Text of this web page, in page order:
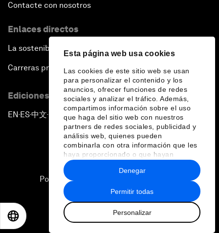
Esta página web usa cookies
Las cookies de este sitio web se usan
para personalizar el contenido y los
anuncios, ofrecer funciones de redes
sociales y analizar el tráfico. Además,
compartimos información sobre el uso
que haga del sitio web con nuestros
partners de redes sociales, publicidad y
análisis web, quienes pueden
combinarla con otra información que les
haya proporcionado o que hayan
recopilado a partir del uso que haya
hecho de sus servicios.
Permitir todas
Personalizar
Denegar
Contacte con nosotros
Enlaces directos
La sostenibilidad en el Foro
Carreras profesionales
Ediciones en otros idiomas
EN ▪ ES▪中文▪ 日本語
Política de privacidad y normas de uso
2026 Foro Económico Mundial